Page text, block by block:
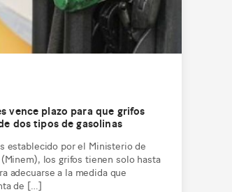
vence plazo para que grifos
dos tipos de gasolinas
establecido por el Ministerio de
(Minem), los grifos tienen solo hasta
adecuarse a la medida que
de […]